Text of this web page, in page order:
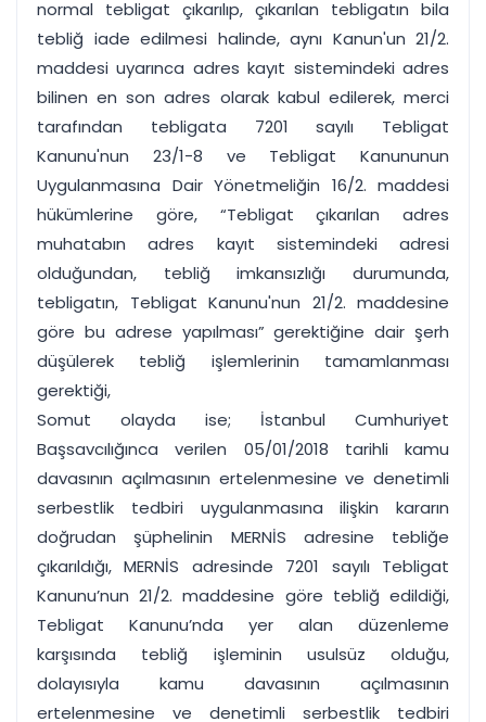
normal tebligat çıkarılıp, çıkarılan tebligatın bila
tebliğ iade edilmesi halinde, aynı Kanun'un 21/2.
maddesi uyarınca adres kayıt sistemindeki adres
bilinen en son adres olarak kabul edilerek, merci
tarafından tebligata 7201 sayılı Tebligat
Kanunu'nun 23/1-8 ve Tebligat Kanununun
Uygulanmasına Dair Yönetmeliğin 16/2. maddesi
hükümlerine göre, “Tebligat çıkarılan adres
muhatabın adres kayıt sistemindeki adresi
olduğundan, tebliğ imkansızlığı durumunda,
tebligatın, Tebligat Kanunu'nun 21/2. maddesine
göre bu adrese yapılması” gerektiğine dair şerh
düşülerek tebliğ işlemlerinin tamamlanması
gerektiği,
Somut olayda ise; İstanbul Cumhuriyet
Başsavcılığınca verilen 05/01/2018 tarihli kamu
davasının açılmasının ertelenmesine ve denetimli
serbestlik tedbiri uygulanmasına ilişkin kararın
doğrudan şüphelinin MERNİS adresine tebliğe
çıkarıldığı, MERNİS adresinde 7201 sayılı Tebligat
Kanunu’nun 21/2. maddesine göre tebliğ edildiği,
Tebligat Kanunu’nda yer alan düzenleme
karşısında tebliğ işleminin usulsüz olduğu,
dolayısıyla kamu davasının açılmasının
ertelenmesine ve denetimli serbestlik tedbiri